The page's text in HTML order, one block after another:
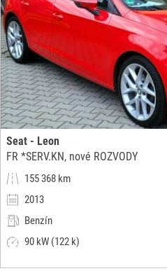
Seat - Leon
FR *SERV.KN, nové ROZVODY
155 368 km
2013
Benzín
90 kW (122 k)